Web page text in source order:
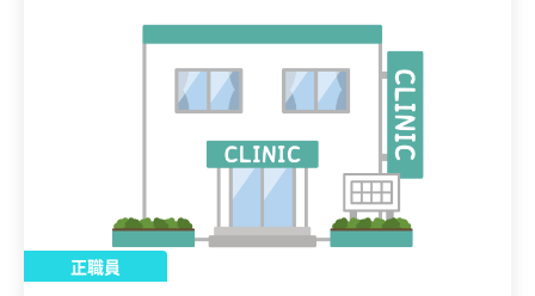
正職員